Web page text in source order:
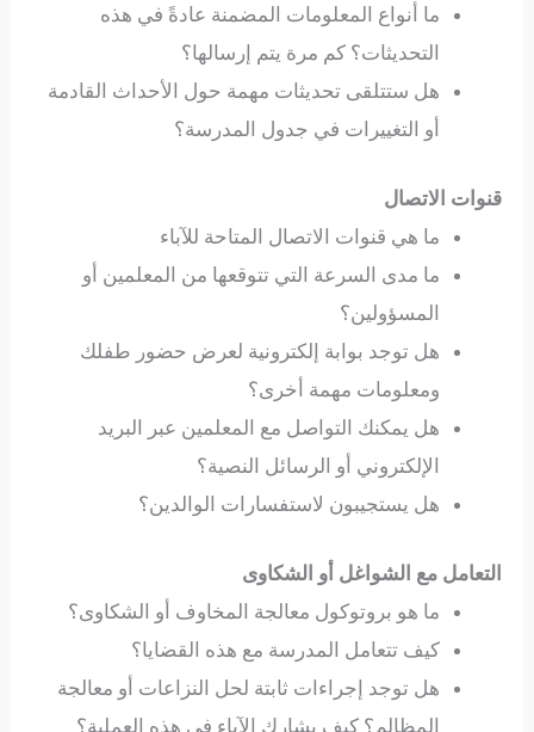
ما أنواع المعلومات المضمنة عادةً في هذه
التحديثات؟ كم مرة يتم إرسالها؟
هل ستتلقى تحديثات مهمة حول الأحداث القادمة
أو التغييرات في جدول المدرسة؟
قنوات الاتصال
ما هي قنوات الاتصال المتاحة للآباء
ما مدى السرعة التي تتوقعها من المعلمين أو
المسؤولين؟
هل توجد بوابة إلكترونية لعرض حضور طفلك
ومعلومات مهمة أخرى؟
هل يمكنك التواصل مع المعلمين عبر البريد
الإلكتروني أو الرسائل النصية؟
هل يستجيبون لاستفسارات الوالدين؟
التعامل مع الشواغل أو الشكاوى
ما هو بروتوكول معالجة المخاوف أو الشكاوى؟
كيف تتعامل المدرسة مع هذه القضايا؟
هل توجد إجراءات ثابتة لحل النزاعات أو معالجة
المظالم؟ كيف يشارك الآباء في هذه العملية؟